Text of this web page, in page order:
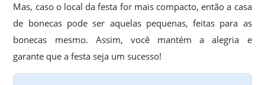
Mas, caso o local da festa for mais compacto, então a casa
de bonecas pode ser aquelas pequenas, feitas para as
bonecas mesmo. Assim, você mantém a alegria e
garante que a festa seja um sucesso!